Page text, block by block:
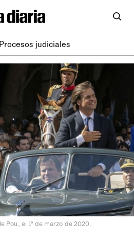
Procesos judiciales
Pou, el 1º de marzo de 2020.